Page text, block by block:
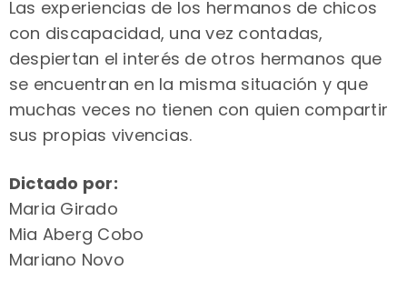
Las experiencias de los hermanos de chicos
con discapacidad, una vez contadas,
despiertan el interés de otros hermanos que
se encuentran en la misma situación y que
muchas veces no tienen con quien compartir
sus propias vivencias.
Dictado por:
Maria Girado
Mia Aberg Cobo
Mariano Novo